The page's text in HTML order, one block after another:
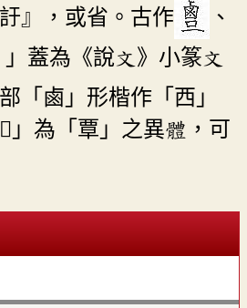
』，或省。古作
、
」蓋為《說文》小篆文
「鹵」形楷作「西」
」為「覃」之異體，可